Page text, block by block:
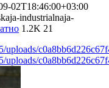
02T18:46:00+03:00
industrialnaja-
1.2K 21
uploads/
uploads/